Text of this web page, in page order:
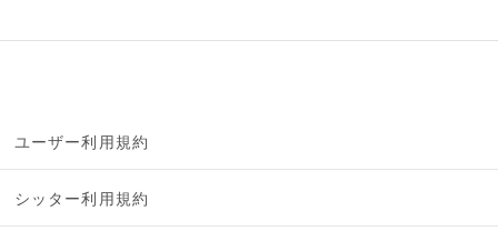
ユーザー利用規約
シッター利用規約